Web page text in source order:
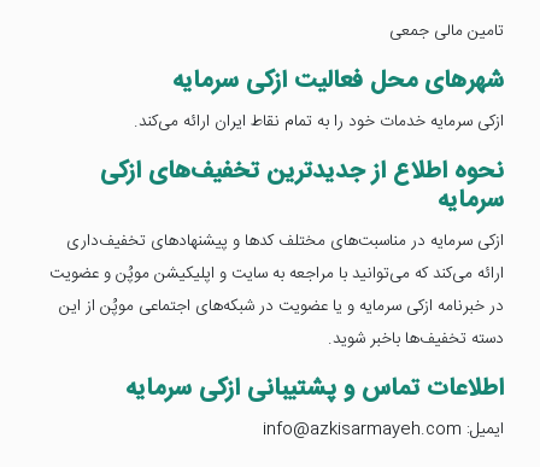
تامین مالی جمعی
شهرهای محل فعالیت ازکی سرمایه
ازکی سرمایه خدمات خود را به تمام نقاط ایران ارائه می‌کند.
نحوه اطلاع از جدیدترین تخفیف‌های ازکی
سرمایه
ازکی سرمایه در مناسبت‌های مختلف کدها و پیشنهادهای تخفیف‌داری
ارائه می‌کند که می‌توانید با مراجعه به سایت و اپلیکیشن موپُن و عضویت
در خبرنامه ازکی سرمایه و یا عضویت در شبکه‌های اجتماعی موپُن از این
دسته تخفیف‌ها باخبر شوید.
اطلاعات تماس و پشتیبانی ازکی سرمایه
ایمیل: info@azkisarmayeh.com